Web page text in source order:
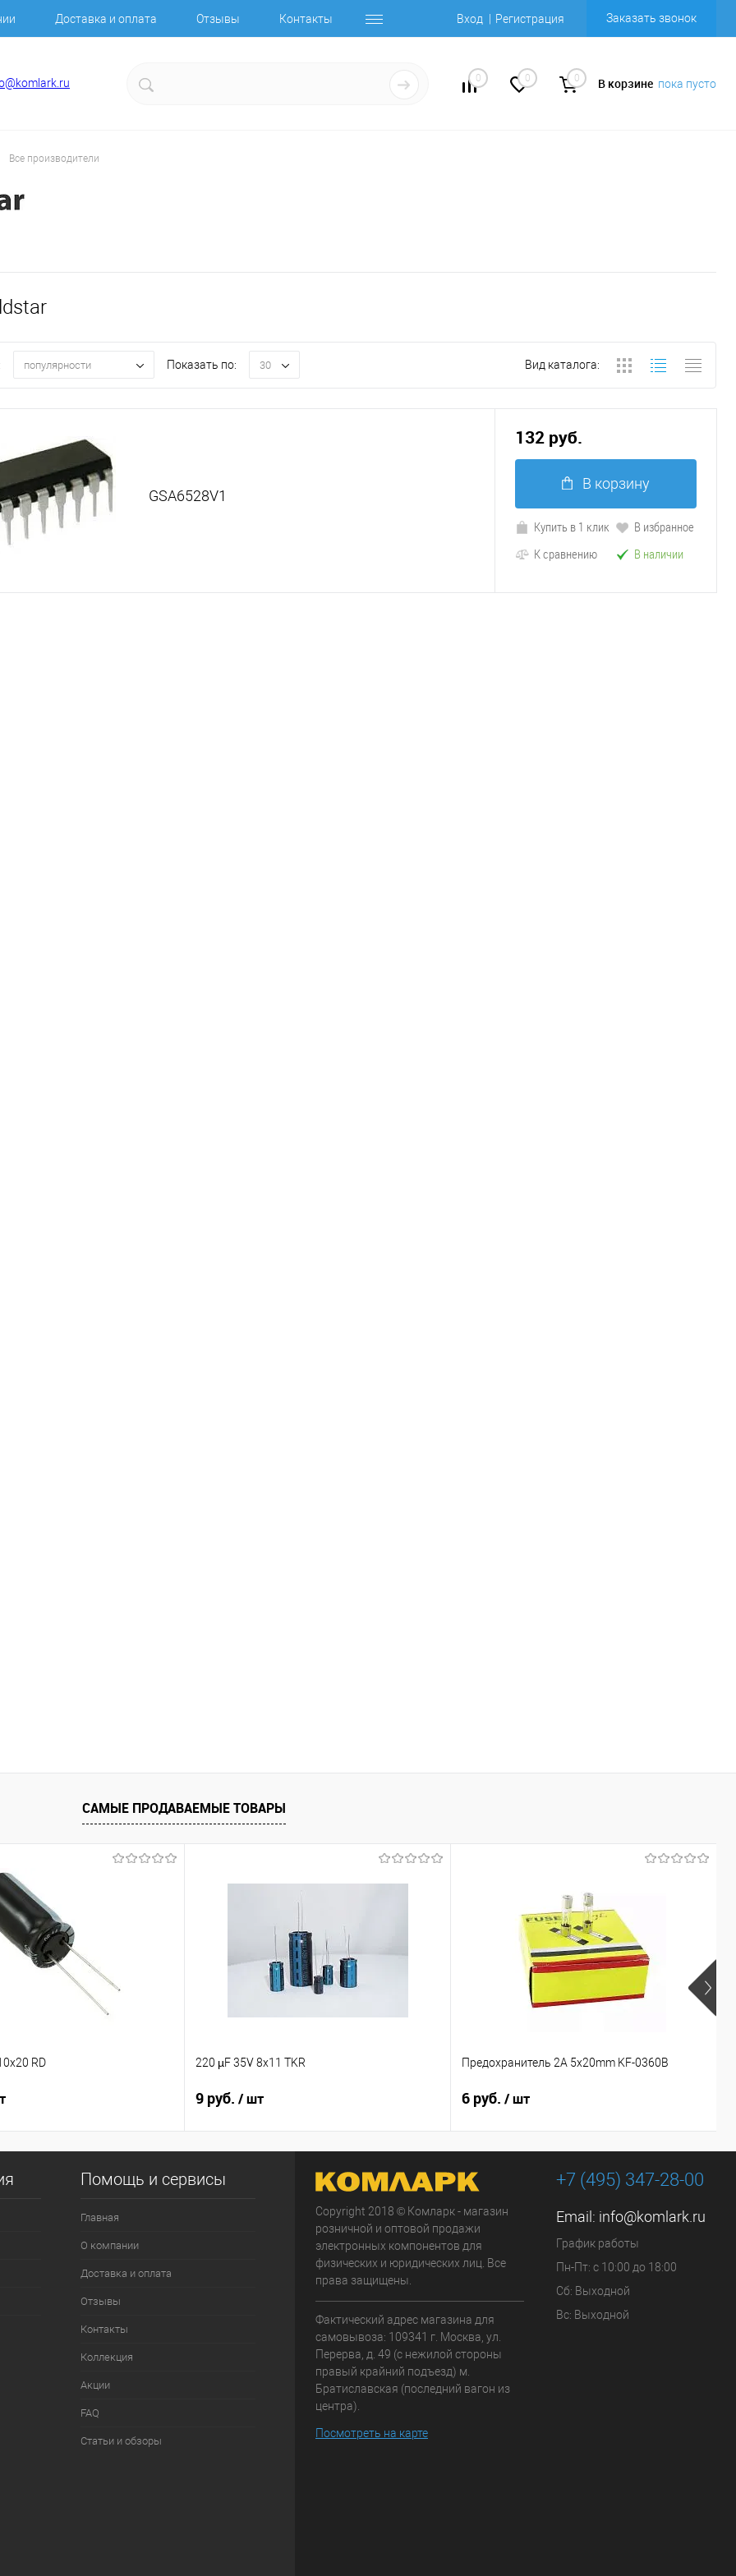
Доставка и оплата Отзывы Контакты Вход Регистрация Заказать звонок
0 0 0 В корзине пока пусто
Все производители
популярности Показать по: 30 Вид каталога:
GSA6528V1
132 руб.
В корзину
Купить в 1 клик
В избранное
К сравнению
В наличии
САМЫЕ ПРОДАВАЕМЫЕ ТОВАРЫ
RD 220 µF 35V 8x11 TKR
9 руб. / шт
Предохранитель 2A 5x20mm KF-0360B
6 руб. / шт
Помощь и сервисы
Главная
О компании
Доставка и оплата
Отзывы
Контакты
Коллекция
Акции
FAQ
Статьи и обзоры
Copyright 2018 © Комларк - магазин
розничной и оптовой продажи
электронных компонентов для
физических и юридических лиц. Все
права защищены.
Фактический адрес магазина для
самовывоза: 109341 г. Москва, ул.
Перерва, д. 49 (с нежилой стороны
правый крайний подъезд) м.
Братиславская (последний вагон из
центра).
Посмотреть на карте
+7 (495) 347-28-00
Email: info@komlark.ru
График работы
Пн-Пт: с 10:00 до 18:00
Сб: Выходной
Вс: Выходной